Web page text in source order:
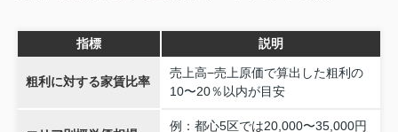
指標 説明
粗利に対する家賃比率
売上高−売上原価で算出した粗利の
10〜20％以内が目安
例：都心5区では20,000〜35,000円